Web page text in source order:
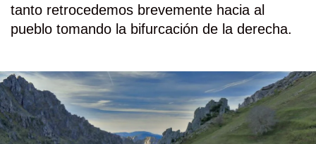
tanto retrocedemos brevemente hacia al
pueblo tomando la bifurcación de la derecha.